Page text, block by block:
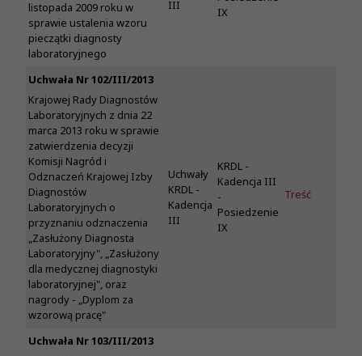
listopada 2009 roku w
sprawie ustalenia wzoru
pieczątki diagnosty
laboratoryjnego
III
IX
Uchwała Nr 102/III/2013
Krajowej Rady Diagnostów
Laboratoryjnych z dnia 22
marca 2013 roku w sprawie
zatwierdzenia decyzji
Komisji Nagród i
Odznaczeń Krajowej Izby
Diagnostów
Laboratoryjnych o
przyznaniu odznaczenia
„Zasłużony Diagnosta
Laboratoryjny", „Zasłużony
dla medycznej diagnostyki
laboratoryjnej", oraz
nagrody - „Dyplom za
wzorową pracę"
Uchwały
KRDL -
Kadencja
III
KRDL -
Kadencja III
-
Posiedzenie
IX
Treść
Uchwała Nr 103/III/2013